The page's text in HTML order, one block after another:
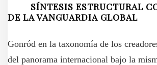
SÍNTESIS ESTRUCTURAL
DE LA VANGUARDIA GLOBAL
Gonród en la taxonomía de los
del panorama internacional bajo la